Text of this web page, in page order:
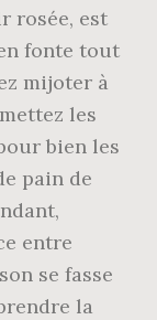
rosée, est
fonte tout
mijoter à
les
bien les
pain de
entre
se fasse
la